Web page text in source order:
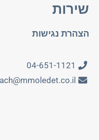
שירות
הצהרת נגישות
04-651-1121